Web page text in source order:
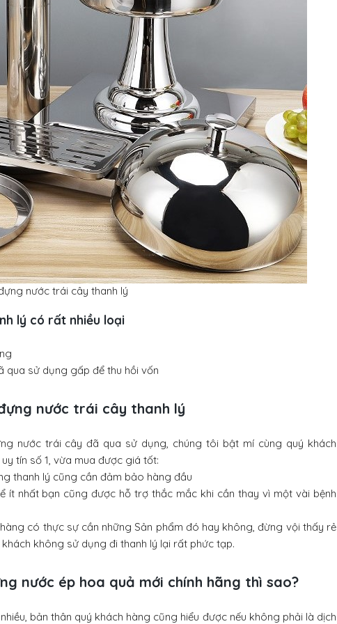
nước trái cây thanh lý
lý có rất nhiều loại
qua sử dụng gấp để thu hồi vốn
nước trái cây thanh lý
nước trái cây đã qua sử dụng, chúng tôi bật mí cùng quý khách
tín số 1, vừa mua được giá tốt:
thanh lý cũng cần đảm bảo hàng đầu
ít nhất bạn cũng được hỗ trợ thắc mắc khi cần thay vì một vài bệnh
có thực sự cần những Sản phẩm đó hay không, đừng vội thấy rẻ
không sử dụng đi thanh lý lại rất phức tạp.
nước ép hoa quả mới chính hãng thì sao?
bản thân quý khách hàng cũng hiểu được nếu không phải là dịch